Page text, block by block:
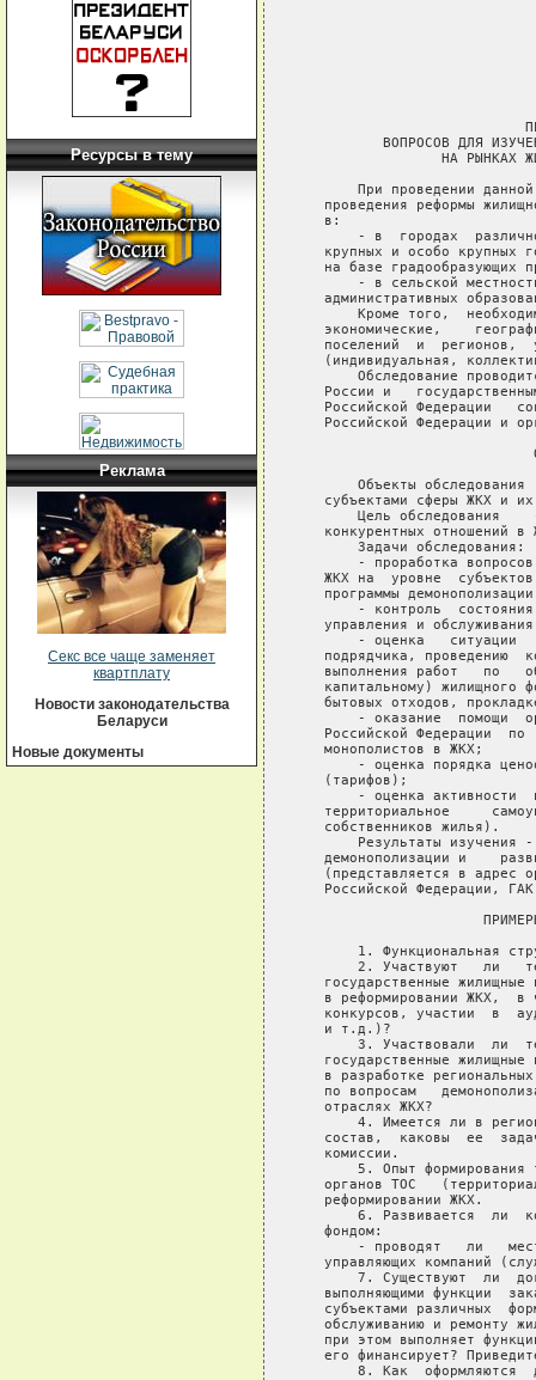
Ресурсы в тему
Реклама
Секс все чаще заменяет
квартплату
Новости законодательства
Беларуси
Новые документы